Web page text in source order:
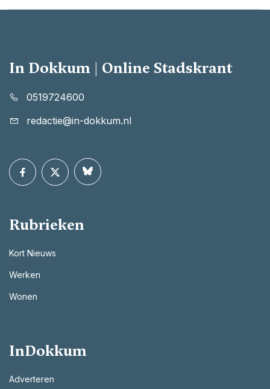
In Dokkum | Online Stadskrant
0519724600
redactie@in-dokkum.nl
Rubrieken
Kort Nieuws
Werken
Wonen
InDokkum
Adverteren